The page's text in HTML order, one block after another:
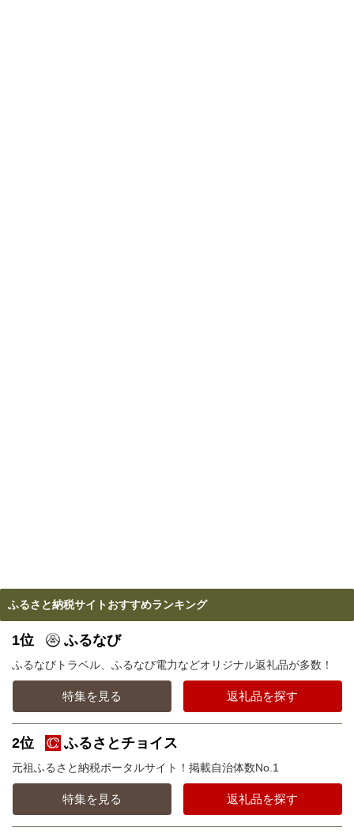
ふるさと納税サイトおすすめランキング
1位 ふるなび
ふるなびトラベル、ふるなび電力などオリジナル返礼品が多数！
特集を見る 返礼品を探す
2位 ふるさとチョイス
元祖ふるさと納税ポータルサイト！掲載自治体数No.1
特集を見る 返礼品を探す